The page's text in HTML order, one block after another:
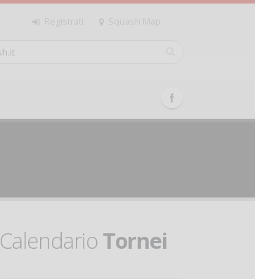
Registrati Squash Map
CalendarioTornei